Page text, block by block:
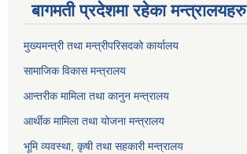
बागमती प्रदेशमा रहेका मन्त्रालयहरु
मुख्यमन्त्री तथा मन्त्रीपरिसदको कार्यालय
सामाजिक विकास मन्त्रालय
आन्तरीक मामिला तथा कानुन मन्त्रालय
आर्थीक मामिला तथा योजना मन्त्रालय
भूमि व्यवस्था, कृषी तथा सहकारी मन्त्रालय